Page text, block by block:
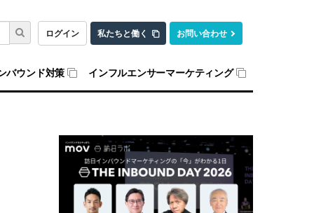
ログイン 私たちと働く お問い合わせ
バウンド対策 インフルエンサーマーケティング